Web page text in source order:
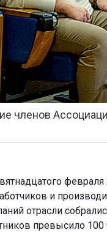
членов
и
отрасли
превысило 100